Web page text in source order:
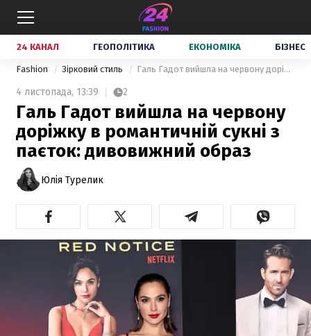
24 КАНАЛ ГЕОПОЛІТИКА ЕКОНОМІКА БІЗНЕС
Fashion Зірковий стиль Галь Гадот вийшла на червону доріжку в романтичній сукні з паєток: дивовижний образ
4 листопада, 13:39 2
Галь Гадот вийшла на червону
доріжку в романтичній сукні з
паєток: дивовижний образ
Юлія Турелик